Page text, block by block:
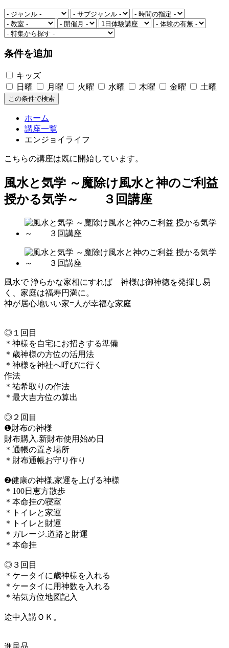
条件を追加
キッズ
日曜
月曜 火曜 水曜 木曜 金曜 土曜
この条件で検索
ホーム
講座一覧
エンジョイライフ
こちらの講座は既に開始しています。
風水と気学 ～魔除け風水と神のご利益
授かる気学～ ３回講座
風水で 浄らかな家相にすれば 神様は御神徳を発揮し易
く、家庭は福寿円満に。
神が居心地いい家=人が幸福な家庭
◎１回目
＊神様を自宅にお招きする準備
＊歳神様の方位の活用法
＊神様を神社へ呼びに行く
作法
＊祐希取りの作法
＊最大吉方位の算出
◎２回目
❶財布の神様
財布購入.新財布使用始め日
＊通帳の置き場所
＊財布通帳お守り作り
❷健康の神様,家運を上げる神様
＊100日恵方散歩
＊本命挂の寝室
＊トイレと家運
＊トイレと財運
＊ガレージ.道路と財運
＊本命挂
◎３回目
＊ケータイに歳神様を入れる
＊ケータイに用神数を入れる
＊祐気方位地図記入
途中入講ＯＫ。
進呈品